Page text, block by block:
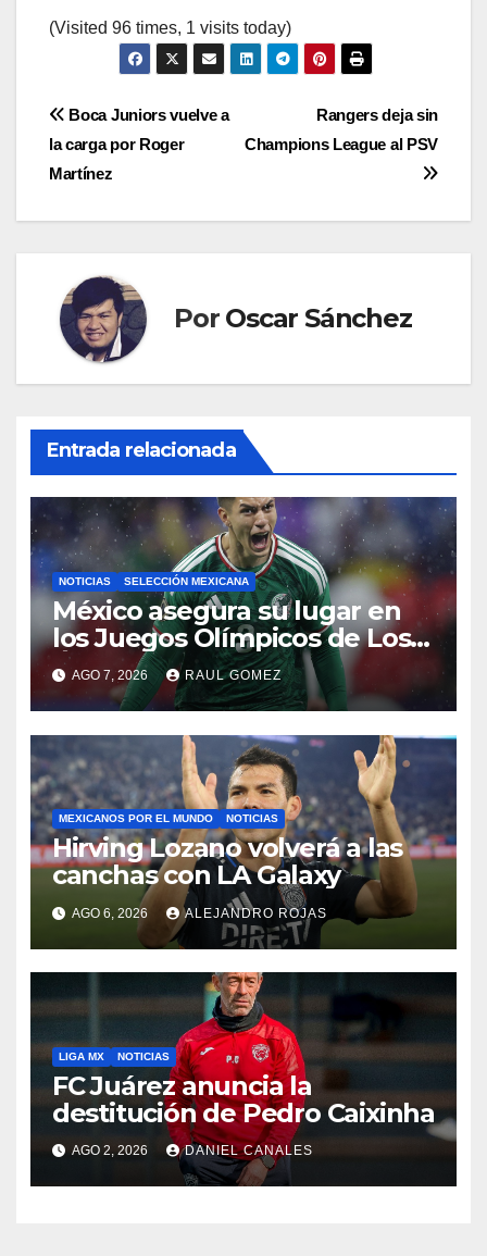
(Visited 96 times, 1 visits today)
Navegación
de
entradas
Rangers deja sin
Champions League al PSV
Boca Juniors vuelve a
la carga por Roger
Martínez
Por Oscar Sánchez
Entrada relacionada
NOTICIAS SELECCIÓN MEXICANA
México asegura su lugar en
los Juegos Olímpicos de Los
Ángeles 2028
AGO 7, 2026 RAUL GOMEZ
MEXICANOS POR EL MUNDO NOTICIAS
Hirving Lozano volverá a las
canchas con LA Galaxy
AGO 6, 2026 ALEJANDRO ROJAS
LIGA MX NOTICIAS
FC Juárez anuncia la
destitución de Pedro Caixinha
AGO 2, 2026 DANIEL CANALES